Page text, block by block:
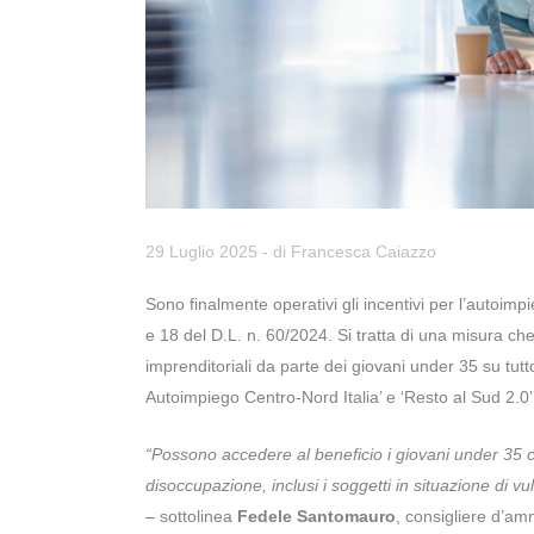
29 Luglio 2025 - di Francesca Caiazzo
Sono finalmente operativi gli incentivi per
e 18 del D.L. n. 60/2024. Si tratta di una misura
imprenditoriali da parte dei giovani under 35 su
Autoimpiego Centro-Nord Italia’ e ‘Resto al Sud
“Possono accedere al beneficio i giovani under
disoccupazione, inclusi i soggetti in situazione di
– sottolinea Fedele Santomauro, consigliere